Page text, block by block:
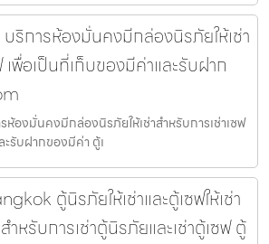
บริการห้องมั่นคงมีกล่องนิรภัยให้เช่า
เพื่อเป็นที่เก็บของมีค่าและรับฝาก
ห้องมั่นคงมีกล่องนิรภัยให้เช่าสำหรับการเช่าเซฟ
รับฝากของมีค่า ตู้เ
ตู้นิรภัยให้เช่าและตู้เซฟให้เช่า
หรับการเช่าตู้นิรภัยและเช่าตู้เซฟ ตู้